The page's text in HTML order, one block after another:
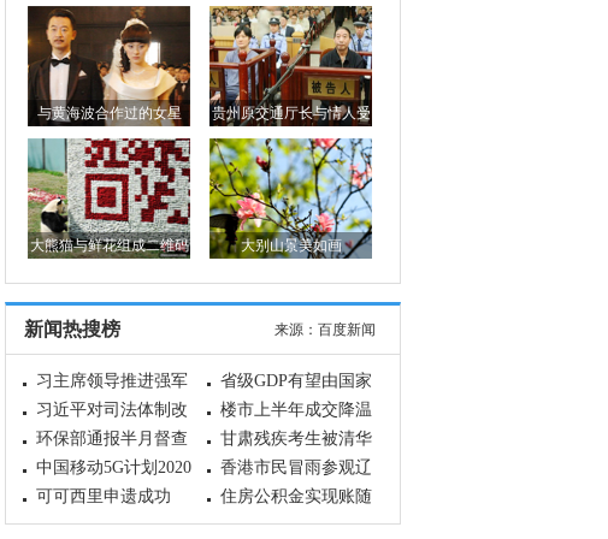
与黄海波合作过的女星
贵州原交通厅长与情人受
审
大熊猫与鲜花组成二维码 大别山景美如画
来源： 百度新闻
新闻热搜榜
习主席领导推进强军
兴军纪实
省级GDP有望由国家
核算
习近平对司法体制改
革作出重要批示
楼市上半年成交降温
环保部通报半月督查
情况
甘肃残疾考生被清华
录取
中国移动5G计划2020
年商用
香港市民冒雨参观辽
宁舰
可可西里申遗成功
住房公积金实现账随
人走